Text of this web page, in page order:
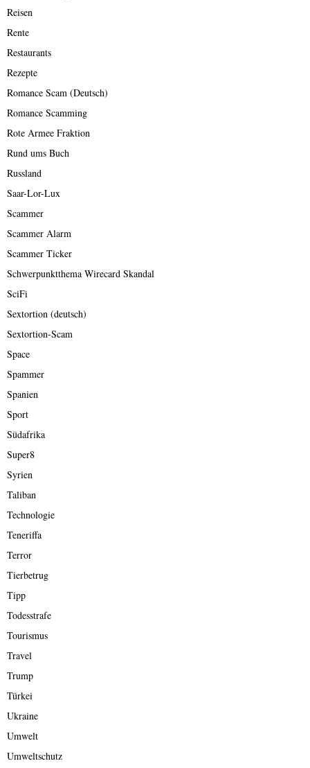
Reisen
Rente
Restaurants
Rezepte
Romance Scam (Deutsch)
Romance Scamming
Rote Armee Fraktion
Rund ums Buch
Russland
Saar-Lor-Lux
Scammer
Scammer Alarm
Scammer Ticker
Schwerpunktthema Wirecard Skandal
SciFi
Sextortion (deutsch)
Sextortion-Scam
Space
Spammer
Spanien
Sport
Südafrika
Super8
Syrien
Taliban
Technologie
Teneriffa
Terror
Tierbetrug
Tipp
Todesstrafe
Tourismus
Travel
Trump
Türkei
Ukraine
Umwelt
Umweltschutz